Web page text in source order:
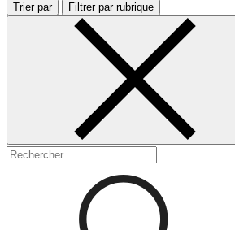
Trier par Filtrer par rubrique